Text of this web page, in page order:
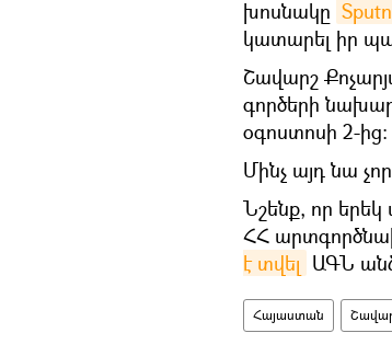
խոսնակը
կատարել իր
Շավարշ
գործերի
օգոստոսի 2-ից։
Մինչ այդ նա
Նշենք, որ
ՀՀ
է տվել ԱԳՆ
Հայաստան